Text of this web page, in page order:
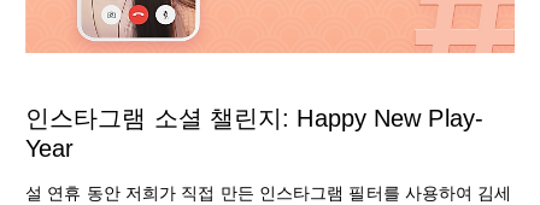
인스타그램 소셜 챌린지: Happy New Play-
Year
설 연휴 동안 저희가 직접 만든 인스타그램 필터를 사용하여 김세